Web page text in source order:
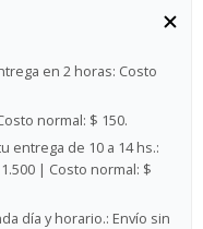
en 2 horas: Costo
normal: $ 150.
entrega de 10 a 14 hs.:
| Costo normal: $
día y horario.: Envío sin